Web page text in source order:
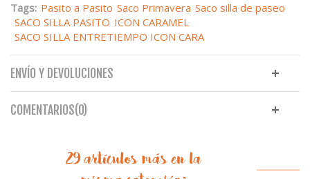
Tags: Pasito a Pasito Saco Primavera Saco silla de paseo
SACO SILLA PASITO ICON CARAMEL
SACO SILLA ENTRETIEMPO ICON CARA
ENVÍO Y DEVOLUCIONES
COMENTARIOS(0)
29 artículos más en la